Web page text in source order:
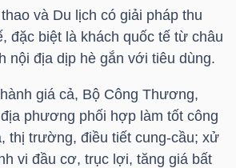
và Du lịch có giải pháp thu
đặc biệt là khách quốc tế từ châu
nội địa dịp hè gắn với tiêu dùng.
giá cả, Bộ Công Thương,
phương phối hợp làm tốt công
thị trường, điều tiết cung-cầu; xử
vi đầu cơ, trục lợi, tăng giá bất